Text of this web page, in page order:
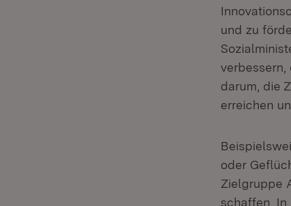
und zu
darum, die
erreichen
oder
Zielgruppe
schaffen. In